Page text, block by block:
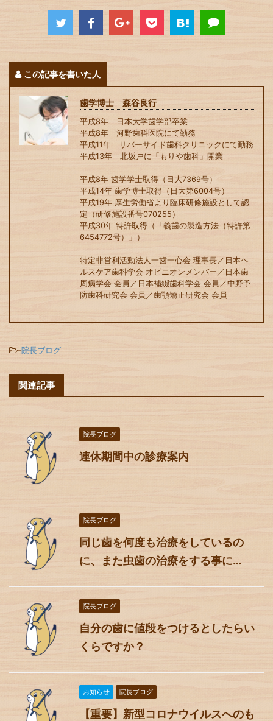
この記事を書いた人
歯学博士 森谷良行
平成8年 日本大学歯学部卒業
平成8年 河野歯科医院にて勤務
平成11年 リバーサイド歯科クリニックにて勤務
平成13年 北坂戸に「もりや歯科」開業
平成8年 歯学学士取得（日大7369号）
平成14年 歯学博士取得（日大第6004号）
平成19年 厚生労働省より臨床研修施設として認
定（研修施設番号070255）
平成30年 特許取得（「義歯の製造方法（特許第
6454772号）」）
特定非営利活動法人一歯一心会 理事長／日本ヘ
ルスケア歯科学会 オピニオンメンバー／日本歯
周病学会 会員／日本補綴歯科学会 会員／中野予
防歯科研究会 会員／歯顎矯正研究会 会員
-院長ブログ
関連記事
院長ブログ
連休期間中の診療案内
院長ブログ
同じ歯を何度も治療をしているの
に、また虫歯の治療をする事に…
院長ブログ
自分の歯に値段をつけるとしたらい
くらですか？
お知らせ 院長ブログ
【重要】新型コロナウイルスへのも